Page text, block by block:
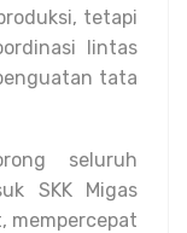
tetapi
lintas
tata
seluruh
SKK Migas
mempercepat